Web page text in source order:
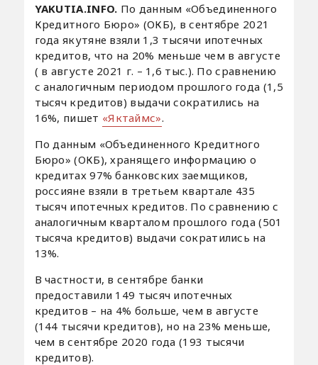
YAKUTIA.INFO. По данным «Объединенного
Кредитного Бюро» (ОКБ), в сентябре 2021
года якутяне взяли 1,3 тысячи ипотечных
кредитов, что на 20% меньше чем в августе
( в августе 2021 г. – 1,6 тыс.). По сравнению
с аналогичным периодом прошлого года (1,5
тысяч кредитов) выдачи сократились на
16%, пишет «Яктаймс».
По данным «Объединенного Кредитного
Бюро» (ОКБ), хранящего информацию о
кредитах 97% банковских заемщиков,
россияне взяли в третьем квартале 435
тысяч ипотечных кредитов. По сравнению с
аналогичным кварталом прошлого года (501
тысяча кредитов) выдачи сократились на
13%.
В частности, в сентябре банки
предоставили 149 тысяч ипотечных
кредитов – на 4% больше, чем в августе
(144 тысячи кредитов), но на 23% меньше,
чем в сентябре 2020 года (193 тысячи
кредитов).